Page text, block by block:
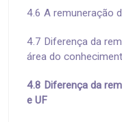
4.6 A remuneração
4.7 Diferença da
área do
4.8 Diferença da
e UF